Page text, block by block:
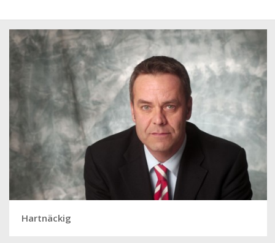
Hartnäckig